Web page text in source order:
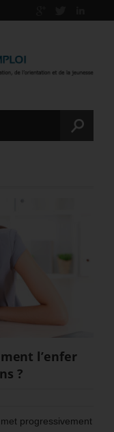
l’enfer
?
progressivement